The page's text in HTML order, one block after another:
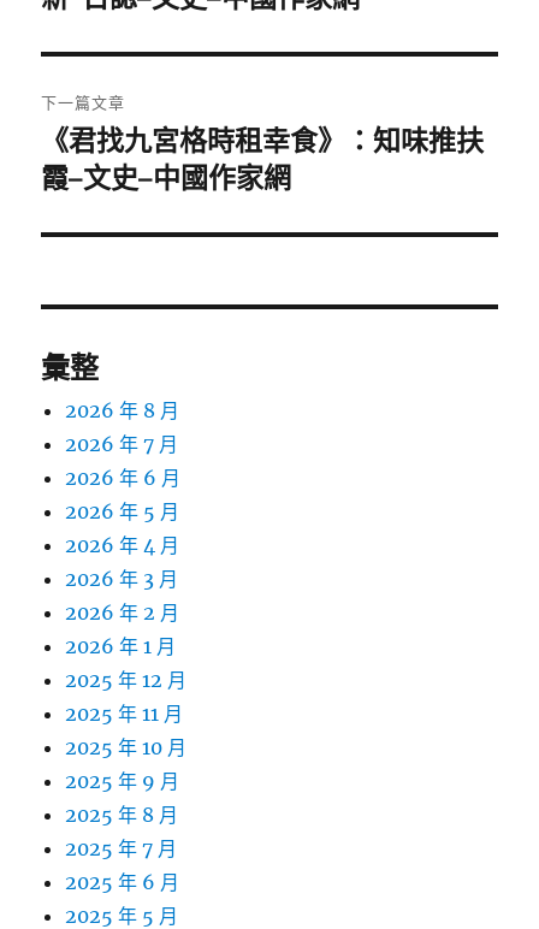
覽
文
章:
下一篇文章
下
一
文
《君找九宮格時租幸食》：知味推扶
霞–文史–中國作家網
彙整
2026 年 8 月
2026 年 7 月
2026 年 6 月
2026 年 5 月
2026 年 4 月
2026 年 3 月
2026 年 2 月
2026 年 1 月
2025 年 12 月
2025 年 11 月
2025 年 10 月
2025 年 9 月
2025 年 8 月
2025 年 7 月
2025 年 6 月
2025 年 5 月